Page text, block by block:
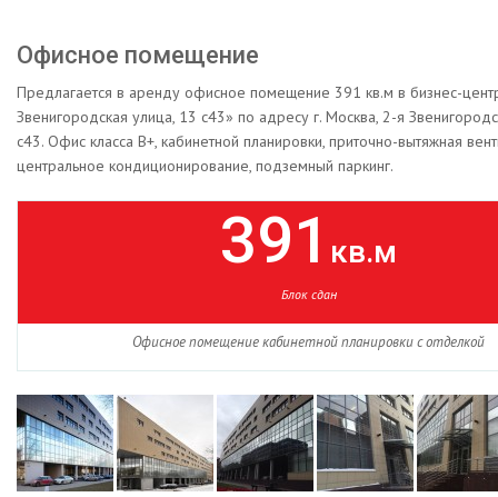
Офисное помещение
Предлагается в аренду офисное помещение 391 кв.м в бизнес-
Звенигородская улица, 13 с43» по адресу г. Москва, 2-я
с43. Офис класса B+, кабинетной планировки, приточно-вытяжная
центральное кондиционирование, подземный паркинг.
391 кв.м
Блок сдан
Офисное помещение кабинетной планировки с отделкой